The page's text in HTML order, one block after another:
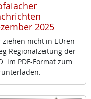
2025
zie­hen nicht in EU­ren
Re­gio­nal­zei­tung der
im PDF-For­mat zum